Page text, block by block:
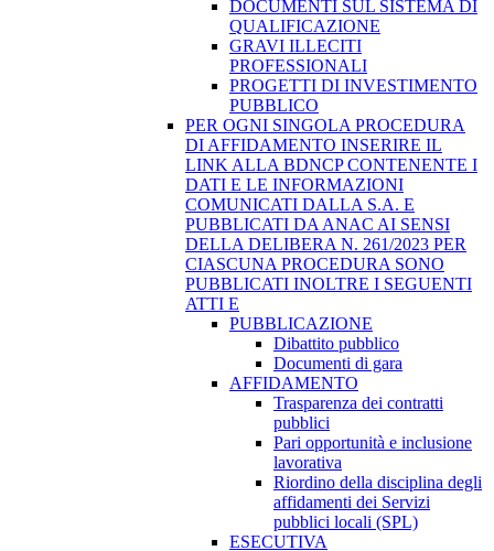
DOCUMENTI SUL SISTEMA DI
QUALIFICAZIONE
GRAVI ILLECITI
PROFESSIONALI
PROGETTI DI INVESTIMENTO
PUBBLICO
PER OGNI SINGOLA PROCEDURA
DI AFFIDAMENTO INSERIRE IL
LINK ALLA BDNCP CONTENENTE I
DATI E LE INFORMAZIONI
COMUNICATI DALLA S.A. E
PUBBLICATI DA ANAC AI SENSI
DELLA DELIBERA N. 261/2023 PER
CIASCUNA PROCEDURA SONO
PUBBLICATI INOLTRE I SEGUENTI
ATTI E
PUBBLICAZIONE
Dibattito pubblico
Documenti di gara
AFFIDAMENTO
Trasparenza dei contratti
pubblici
Pari opportunità e inclusione
lavorativa
Riordino della disciplina degli
affidamenti dei Servizi
pubblici locali (SPL)
ESECUTIVA